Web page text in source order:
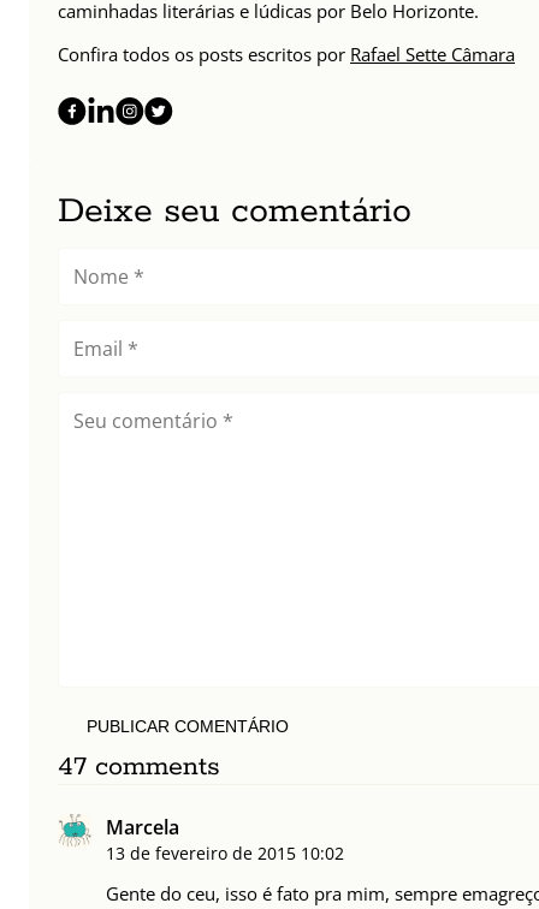
caminhadas literárias e lúdicas por Belo Horizonte.
Confira todos os posts escritos por Rafael Sette Câmara
Deixe seu comentário
PUBLICAR COMENTÁRIO
47 comments
Marcela
13 de fevereiro de 2015 10:02
Gente do ceu, isso é fato pra mim, sempre